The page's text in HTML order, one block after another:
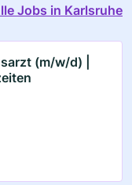
Jobs in Karlsruhe
(m/w/d) |